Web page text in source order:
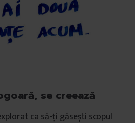
se creează
ca să-ți găsești scopul